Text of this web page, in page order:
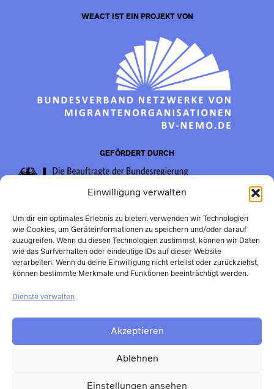
Einwilligung verwalten
Um dir ein optimales Erlebnis zu bieten, verwenden wir Technologien
wie Cookies, um Geräteinformationen zu speichern und/oder darauf
zuzugreifen. Wenn du diesen Technologien zustimmst, können wir Daten
wie das Surfverhalten oder eindeutige IDs auf dieser Website
verarbeiten. Wenn du deine Einwilligung nicht erteilst oder zurückziehst,
können bestimmte Merkmale und Funktionen beeinträchtigt werden.
Dienste verwalten
Akzeptieren
Ablehnen
Einstellungen ansehen
WEACT IST EIN PROJEKT VON
GEFÖRDERT DURCH